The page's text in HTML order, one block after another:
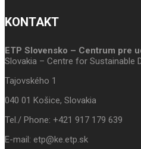
KONTAKT
ETP Slovensko – Centrum pre
Slovakia – Centre for Sustainable
Tajovského 1
040 01 Košice, Slovakia
Tel./ Phone: +421 917 179 639
E-mail: etp@ke.etp.sk